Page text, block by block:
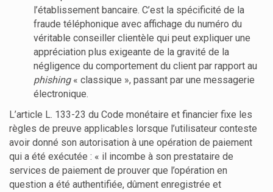
l’établissement bancaire. C’est la spécificité de la
fraude téléphonique avec affichage du numéro du
véritable conseiller clientèle qui peut expliquer une
appréciation plus exigeante de la gravité de la
négligence du comportement du client par rapport au
phishing« classique », passant par une messagerie
électronique.
L’article L. 133-23 du Code monétaire et financier fixe les
règles de preuve applicables lorsque l’utilisateur conteste
avoir donné son autorisation à une opération de paiement
qui a été exécutée : « il incombe à son prestataire de
services de paiement de prouver que l’opération en
question a été authentifiée, dûment enregistrée et